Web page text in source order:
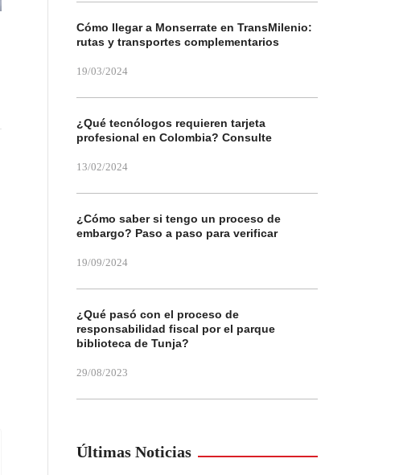
Cómo llegar a Monserrate en TransMilenio:
rutas y transportes complementarios
19/03/2024
¿Qué tecnólogos requieren tarjeta
profesional en Colombia? Consulte
13/02/2024
¿Cómo saber si tengo un proceso de
embargo? Paso a paso para verificar
19/09/2024
¿Qué pasó con el proceso de
responsabilidad fiscal por el parque
biblioteca de Tunja?
29/08/2023
Últimas Noticias